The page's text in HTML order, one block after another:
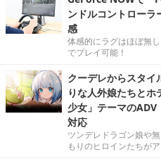
ンドルコントローラ
感
体感的にラグはほぼ無
でプレイ可能！
クーデレからスタイ
りな人外娘たちと
少女」テーマの
対応
ツンデレドラゴン娘や
もりのヒロインたちがア